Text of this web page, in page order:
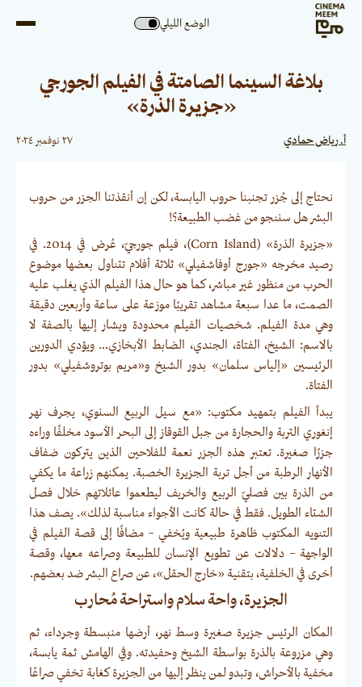
الوضع الليلي
بلاغة السينما الصامتة في الفيلم الجورجي
«جزيرة الذرة»
أ. رياض حمادي ٢٧ نوفمبر ٢٠٢٤
نحتاج إلى جُزر تجنبنا حروب اليابسة، لكن إن أنقذتنا الجزر من حروب
البشر هل سننجو من غضب الطبيعة؟!
«جزيرة الذرة» (Corn Island)، فيلم جورجيّ، عُرض في 2014. في
رصيد مخرجه «جورج أوفاشفيلي» ثلاثة أفلام تتناول بعضها موضوع
الحرب من منظور غير مباشر، كما هو حال هذا الفيلم الذي يغلب عليه
الصمت، ما عدا سبعة مشاهد تقريبًا موزعة على ساعة وأربعين دقيقة
وهي مدة الفيلم. شخصيات الفيلم محدودة ويشار إليها بالصفة لا
بالاسم: الشيخ، الفتاة، الجندي، الضابط الأبخازي... ويؤدي الدورين
الرئيسين «إلياس سلمان» بدور الشيخ و«مريم بوتروشفيلي» بدور
الفتاة.
يبدأ الفيلم بتمهيد مكتوب: «مع سيل الربيع السنوي، يجرف نهر
إنغوري التربة والحجارة من جبل القوقاز إلى البحر الأسود مخلفًا وراءه
جزرًا صغيرة. تعتبر هذه الجزر نعمة للفلاحين الذين يتركون ضفاف
الأنهار الرطبة من أجل تربة الجزيرة الخصبة. يمكنهم زراعة ما يكفي
من الذرة بين فصليّ الربيع والخريف ليطعموا عائلاتهم خلال فصل
الشتاء الطويل. فقط في حالة كانت الأجواء مناسبة لذلك». يصف هذا
التنويه المكتوب ظاهرة طبيعية ويُخفي – مضافًا إلى قصة الفيلم في
الواجهة – دلالات عن تطويع الإنسان للطبيعة وصراعه معها، وقصة
أخرى في الخلفية، بتقنية «خارج الحقل»، عن صراع البشر ضد بعضهم.
الجزيرة، واحة سلام واستراحة مُحارب
المكان الرئيس جزيرة صغيرة وسط نهر، أرضها منبسطة وجرداء، ثم
وهي مزروعة بالذرة بواسطة الشيخ وحفيدته. وفي الهامش ثمة يابسة،
مخفية بالأحراش، وتبدو لمن ينظر إليها من الجزيرة كغابة تخفي صراعًا